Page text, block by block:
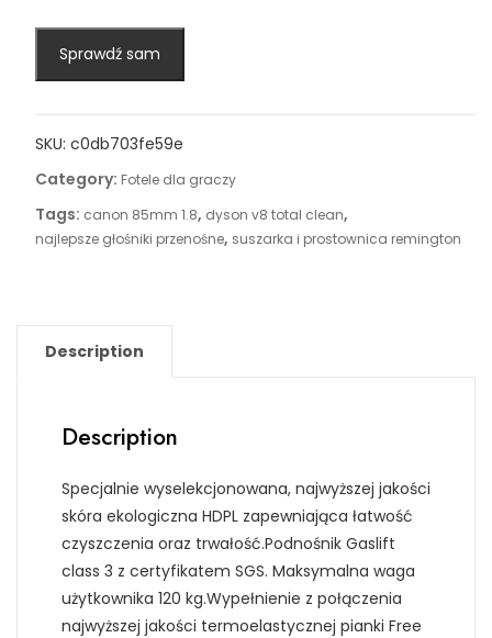
Sprawdź sam
SKU: c0db703fe59e
Category: Fotele dla graczy
Tags: canon 85mm 1.8, dyson v8 total clean,
najlepsze głośniki przenośne, suszarka i prostownica remington
Description
Description
Specjalnie wyselekcjonowana, najwyższej jakości
skóra ekologiczna HDPL zapewniająca łatwość
czyszczenia oraz trwałość.Podnośnik Gaslift
class 3 z certyfikatem SGS. Maksymalna waga
użytkownika 120 kg.Wypełnienie z połączenia
najwyższej jakości termoelastycznej pianki Free